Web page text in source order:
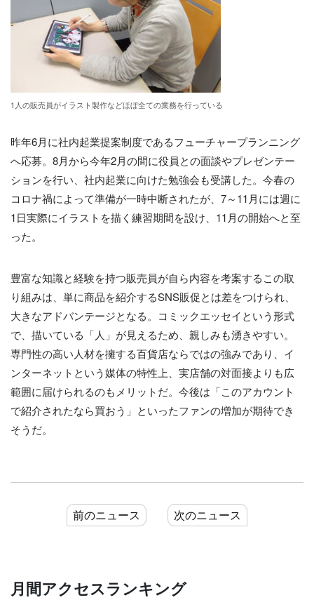
1人の販売員がイラスト製作などほぼ全ての業務を行っている
昨年6月に社内起業提案制度であるフューチャープランニング
へ応募。8月から今年2月の間に役員との面談やプレゼンテー
ションを行い、社内起業に向けた勉強会も受講した。今春の
コロナ禍によって準備が一時中断されたが、7～11月には週に
1日実際にイラストを描く練習期間を設け、11月の開始へと至
った。
豊富な知識と経験を持つ販売員が自ら内容を考案するこの取
り組みは、単に商品を紹介するSNS販促とは差をつけられ、
大きなアドバンテージとなる。コミックエッセイという形式
で、描いている「人」が見えるため、親しみも湧きやすい。
専門性の高い人材を擁する百貨店ならではの強みであり、イ
ンターネットという媒体の特性上、実店舗の対面接よりも広
範囲に届けられるのもメリットだ。今後は「このアカウント
で紹介されたなら買おう」といったファンの増加が期待でき
そうだ。
前のニュース 次のニュース
月間アクセスランキング